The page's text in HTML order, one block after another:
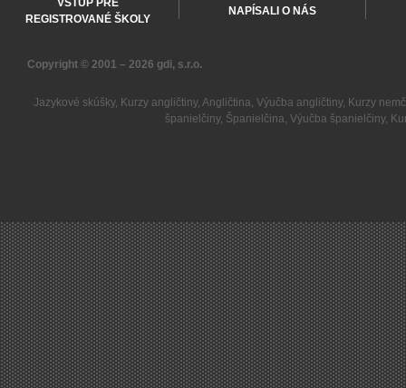
VSTUP PRE
REGISTROVANÉ ŠKOLY
NAPÍSALI O NÁS
Copyright © 2001 – 2026 gdi, s.r.o.
Jazykové skúšky, Kurzy angličtiny, Angličtina, Výučba angličtiny, Kurzy
španielčiny, Španielčina, Výučba španielčiny,